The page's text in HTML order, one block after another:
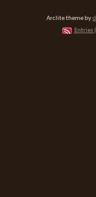
Arclite theme by
Entries